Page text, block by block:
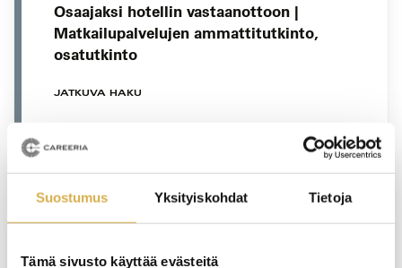
Suostumus Yksityiskohdat Tietoja
Tämä sivusto käyttää evästeitä
Osaajaksi hotellin vastaanottoon |
Matkailupalvelujen ammattitutkinto,
osatutkinto
JATKUVA HAKU
VANTAA
perustutkinto